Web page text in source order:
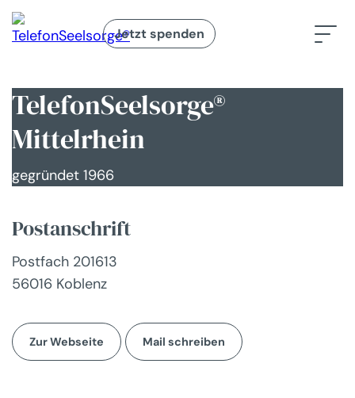
Jetzt spenden
TelefonSeelsorge®
Mittelrhein
gegründet 1966
Postanschrift
Postfach 201613
56016 Koblenz
Zur Webseite Mail schreiben